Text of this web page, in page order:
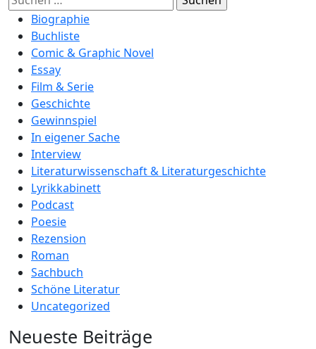
nach:Biographie
Buchliste
Comic & Graphic Novel
Essay
Film & Serie
Geschichte
Gewinnspiel
In eigener Sache
Interview
Literaturwissenschaft & Literaturgeschichte
Lyrikkabinett
Podcast
Poesie
Rezension
Roman
Sachbuch
Schöne Literatur
Uncategorized
Neueste Beiträge